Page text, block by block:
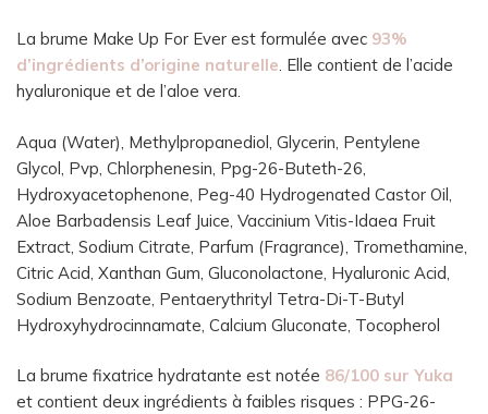
La brume Make Up For Ever est formulée avec 93%
d’ingrédients d’origine naturelle. Elle contient de l’acide
hyaluronique et de l’aloe vera.
Aqua (Water), Methylpropanediol, Glycerin, Pentylene
Glycol, Pvp, Chlorphenesin, Ppg-26-Buteth-26,
Hydroxyacetophenone, Peg-40 Hydrogenated Castor Oil,
Aloe Barbadensis Leaf Juice, Vaccinium Vitis-Idaea Fruit
Extract, Sodium Citrate, Parfum (Fragrance), Tromethamine,
Citric Acid, Xanthan Gum, Gluconolactone, Hyaluronic Acid,
Sodium Benzoate, Pentaerythrityl Tetra-Di-T-Butyl
Hydroxyhydrocinnamate, Calcium Gluconate, Tocopherol
La brume fixatrice hydratante est notée 86/100 sur Yuka
et contient deux ingrédients à faibles risques : PPG-26-